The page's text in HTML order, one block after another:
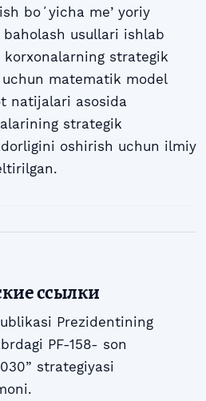
boʻyicha meʼyoriy
usullari ishlab
strategik
matematik model
natijalari asosida
strategik
oshirish uchun ilmiy
ссылки
Prezidentining
PF-158- son
strategiyasi